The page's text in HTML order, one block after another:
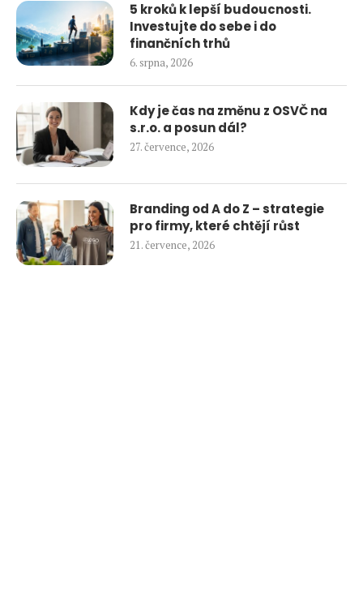
5 kroků k lepší budoucnosti.
Investujte do sebe i do
finančních trhů
6. srpna, 2026
Kdy je čas na změnu z OSVČ na
s.r.o. a posun dál?
27. července, 2026
Branding od A do Z – strategie
pro firmy, které chtějí růst
21. července, 2026